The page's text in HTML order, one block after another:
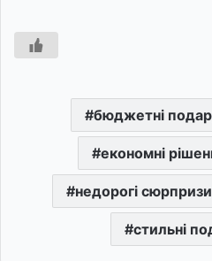
бюджетні
економні
недорогі
стильні